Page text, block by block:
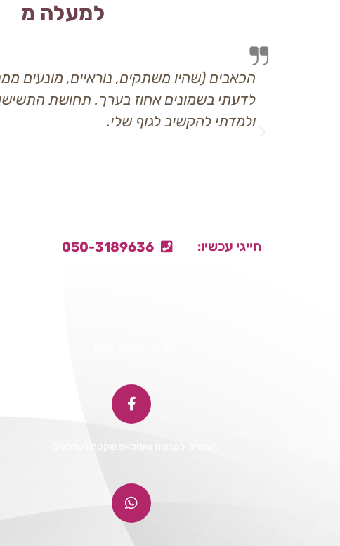
למעלה מ
הכאבים (שהיו משתקים, נוראיים, מונעים
לדעתי בשמונים אחוז בערך. תחושת
ולמדתי להקשיב לגוף שלי.
חייגי עכשיו: 
050-3189636